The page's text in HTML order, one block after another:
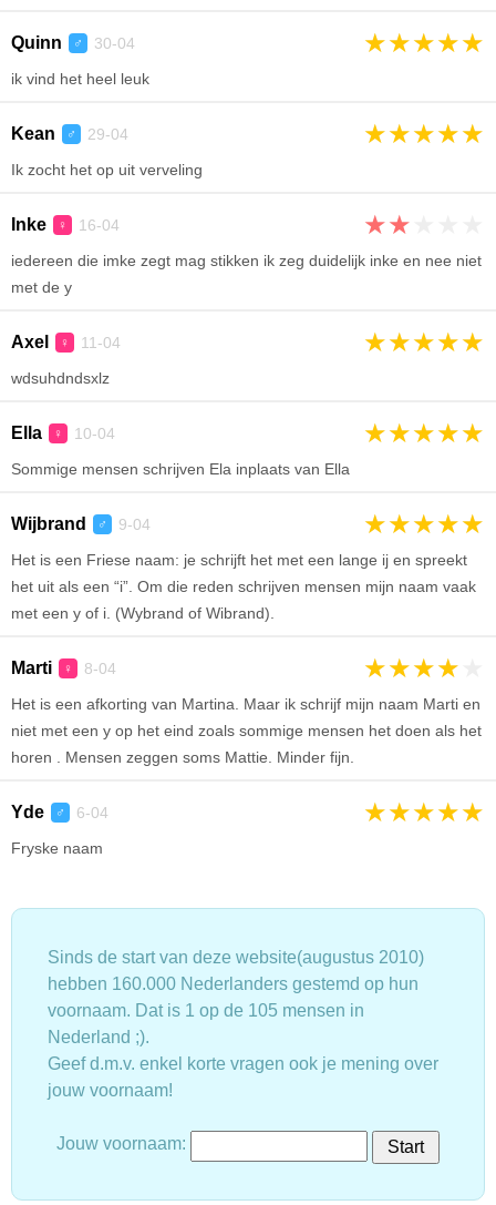
Quinn ♂ 30-04 ★★★★★
ik vind het heel leuk
Kean ♂ 29-04 ★★★★★
Ik zocht het op uit verveling
Inke ♀ 16-04 ★★
iedereen die imke zegt mag stikken ik zeg duidelijk inke en nee niet
met de y
Axel ♀ 11-04 ★★★★★
wdsuhdndsxlz
Ella ♀ 10-04 ★★★★★
Sommige mensen schrijven Ela inplaats van Ella
Wijbrand ♂ 9-04 ★★★★★
Het is een Friese naam: je schrijft het met een lange ij en spreekt
het uit als een “i”. Om die reden schrijven mensen mijn naam vaak
met een y of i. (Wybrand of Wibrand).
Marti ♀ 8-04 ★★★★
Het is een afkorting van Martina. Maar ik schrijf mijn naam Marti en
niet met een y op het eind zoals sommige mensen het doen als het
horen . Mensen zeggen soms Mattie. Minder fijn.
Yde ♂ 6-04 ★★★★★
Fryske naam
Sinds de start van deze website(augustus 2010)
hebben 160.000 Nederlanders gestemd op hun
voornaam. Dat is 1 op de 105 mensen in
Nederland ;).
Geef d.m.v. enkel korte vragen ook je mening over
jouw voornaam!
Jouw voornaam: